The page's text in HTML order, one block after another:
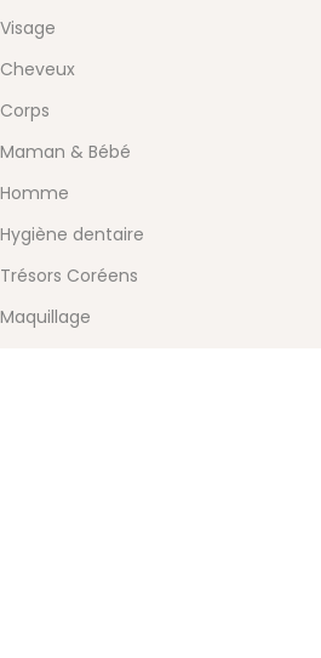
Visage
Cheveux
Corps
Maman & Bébé
Homme
Hygiène dentaire
Trésors Coréens
Maquillage